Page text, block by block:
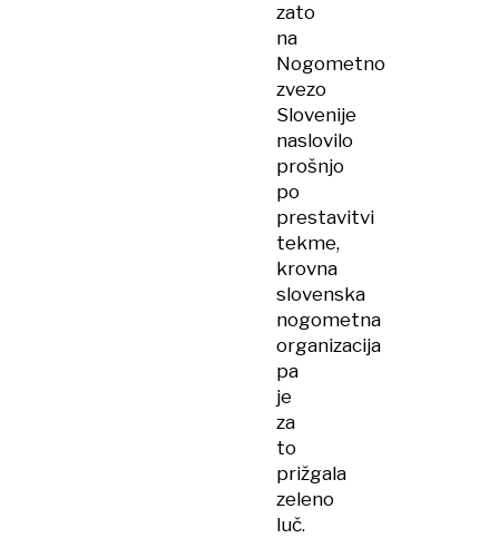
zato
na
Nogometno
zvezo
Slovenije
naslovilo
prošnjo
po
prestavitvi
tekme,
krovna
slovenska
nogometna
organizacija
pa
je
za
to
prižgala
zeleno
luč.